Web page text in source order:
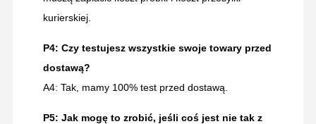
kurierskiej.
P4: Czy testujesz wszystkie swoje towary przed
dostawą?
A4: Tak, mamy 100% test przed dostawą.
P5: Jak mogę to zrobić, jeśli coś jest nie tak z